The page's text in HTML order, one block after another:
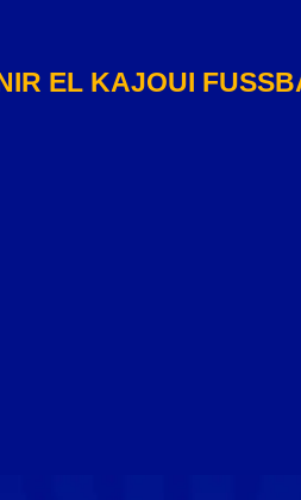
EL KAJOUI